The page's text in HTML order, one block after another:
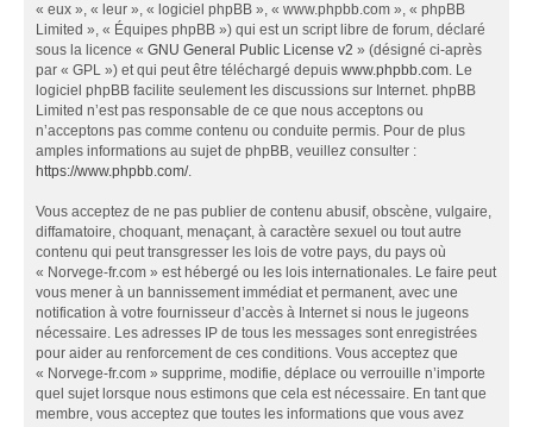
« eux », « leur », « logiciel phpBB », « www.phpbb.com », « phpBB
Limited », « Équipes phpBB ») qui est un script libre de forum, déclaré
sous la licence « GNU General Public License v2 » (désigné ci-après
par « GPL ») et qui peut être téléchargé depuis www.phpbb.com. Le
logiciel phpBB facilite seulement les discussions sur Internet. phpBB
Limited n’est pas responsable de ce que nous acceptons ou
n’acceptons pas comme contenu ou conduite permis. Pour de plus
amples informations au sujet de phpBB, veuillez consulter :
https://www.phpbb.com/.
Vous acceptez de ne pas publier de contenu abusif, obscène, vulgaire,
diffamatoire, choquant, menaçant, à caractère sexuel ou tout autre
contenu qui peut transgresser les lois de votre pays, du pays où
« Norvege-fr.com » est hébergé ou les lois internationales. Le faire peut
vous mener à un bannissement immédiat et permanent, avec une
notification à votre fournisseur d’accès à Internet si nous le jugeons
nécessaire. Les adresses IP de tous les messages sont enregistrées
pour aider au renforcement de ces conditions. Vous acceptez que
« Norvege-fr.com » supprime, modifie, déplace ou verrouille n’importe
quel sujet lorsque nous estimons que cela est nécessaire. En tant que
membre, vous acceptez que toutes les informations que vous avez